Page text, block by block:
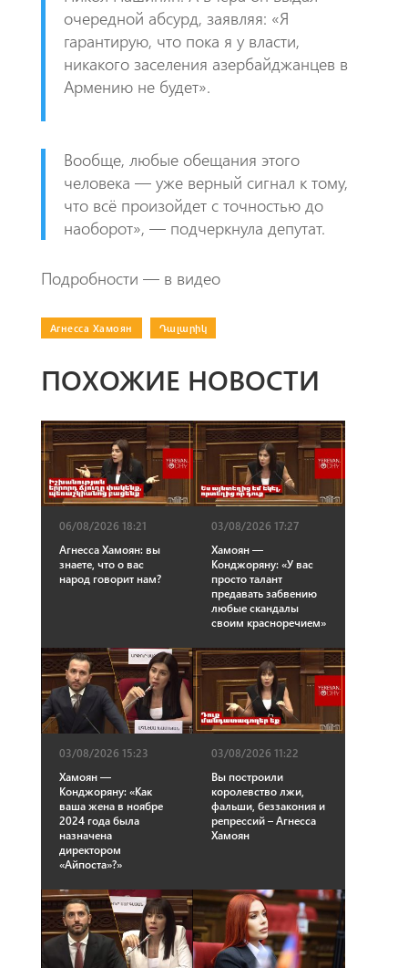
очередной абсурд, заявляя: «Я
гарантирую, что пока я у власти,
никакого заселения азербайджанцев в
Армению не будет».
Вообще, любые обещания этого
человека — уже верный сигнал к тому,
что всё произойдет с точностью до
наоборот», — подчеркнула депутат.
​Подробности — в видео
Агнесса Хамоян Դալարիկ
ПОХОЖИЕ НОВОСТИ
06/08/2026 18:21
Агнесса Хамоян: вы
знаете, что о вас
народ говорит нам?
03/08/2026 17:27
Хамоян —
Конджоряну: «У вас
просто талант
предавать забвению
любые скандалы
своим красноречием»
03/08/2026 15:23
Хамоян —
Конджоряну: «Как
ваша жена в ноябре
2024 года была
назначена
директором
«Айпоста»?»
03/08/2026 11:22
Вы построили
королевство лжи,
фальши, беззакония и
репрессий – Агнесса
Хамоян